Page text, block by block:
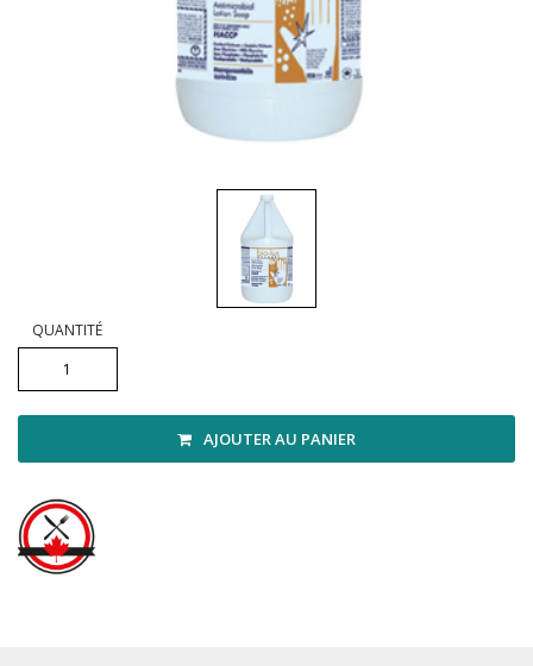
Hygiène personnelle
Microfibres et linges divers
Vadrouilles, manches et cadres
QUANTITÉ
AJOUTER AU PANIER